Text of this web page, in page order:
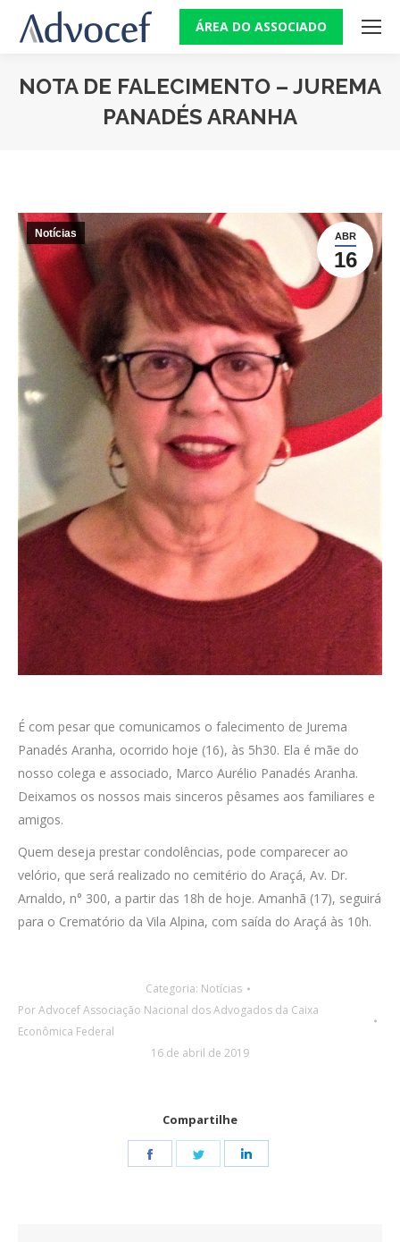
ÁREA DO ASSOCIADO
NOTA DE FALECIMENTO – JUREMA
PANADÉS ARANHA
ABR
16
Notícias
É com pesar que comunicamos o falecimento de Jurema
Panadés Aranha, ocorrido hoje (16), às 5h30. Ela é mãe do
nosso colega e associado, Marco Aurélio Panadés Aranha.
Deixamos os nossos mais sinceros pêsames aos familiares e
amigos.
Quem deseja prestar condolências, pode comparecer ao
velório, que será realizado no cemitério do Araçá, Av. Dr.
Arnaldo, n° 300, a partir das 18h de hoje. Amanhã (17), seguirá
para o Crematório da Vila Alpina, com saída do Araçá às 10h.
Categoria: Notícias
PorAdvocef Associação Nacional dos Advogados da Caixa
Econômica Federal
16 de abril de 2019
Compartilhe
Share
Share